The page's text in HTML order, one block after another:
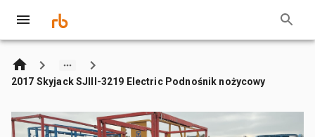
2017 Skyjack SJIII-3219 Electric Podnośnik nożycowy